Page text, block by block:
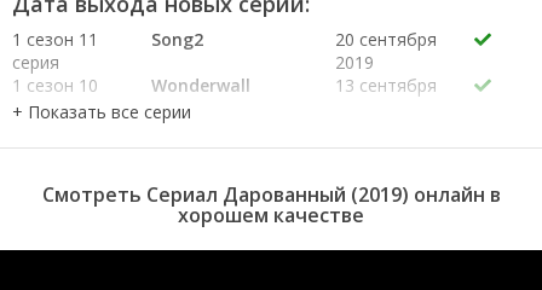
1 сезон 11
серия
Song2
20 сентября
2019
1 сезон 10
серия
Wonderwall
13 сентября
серия
A Winter Story
2019
серия
Out
2019
серия
Tumbling Dice
23 августа
2019
Смотреть Сериал Дарованный (2019) онлайн в
хорошем качестве